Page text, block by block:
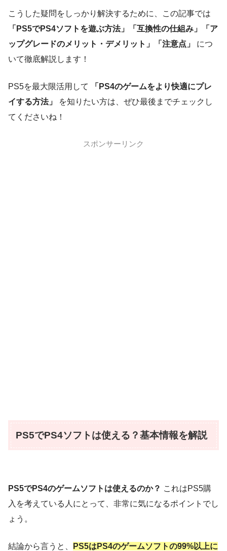
こうした疑問をしっかり解決するために、この記事では
「PS5でPS4ソフトを遊ぶ方法」「互換性の仕組み」「ア
ップグレードのメリット・デメリット」「注意点」
につ
いて徹底解説します！
PS5を最大限活用して
「PS4のゲームをより快適にプレ
イする方法」
を知りたい方は、ぜひ最後までチェックし
てくださいね！
スポンサーリンク
PS5でPS4ソフトは使える？基本情報を解説
PS5でPS4のゲームソフトは使えるのか？ これはPS5購
入を考えている人にとって、非常に気になるポイントでし
ょう。
結論から言うと、
PS5はPS4のゲームソフトの99%以上に